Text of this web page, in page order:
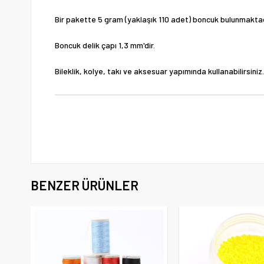
Bir pakette 5 gram (yaklaşık 110 adet) boncuk
Boncuk delik çapı 1,3 mm'dir.
Bileklik, kolye, takı ve aksesuar yapımında kullanabilirsiniz.
BENZER ÜRÜNLER